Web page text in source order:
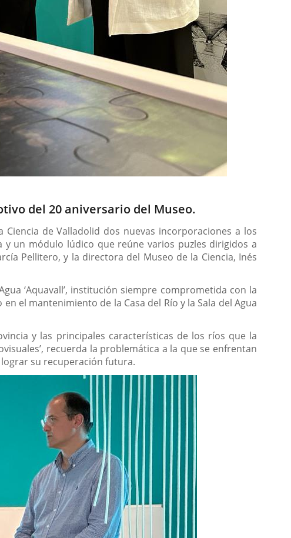
del 20 aniversario del Museo.
de Valladolid dos nuevas incorporaciones a los
un módulo lúdico que reúne varios puzles dirigidos a
Pellitero, y la directora del Museo de la Ciencia, Inés
‘Aquavall’, institución siempre comprometida con la
el mantenimiento de la Casa del Río y la Sala del Agua
y las principales características de los ríos que la
recuerda la problemática a la que se enfrentan
su recuperación futura.